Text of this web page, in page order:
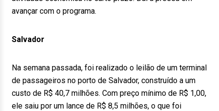
avançar com o programa.
Salvador
Na semana passada, foi realizado o leilão de um terminal
de passageiros no porto de Salvador, construído a um
custo de R$ 40,7 milhões. Com preço mínimo de R$ 1,00,
ele saiu por um lance de R$ 8,5 milhões, o que foi